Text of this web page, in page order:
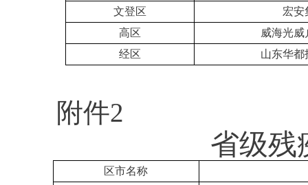
文登区
宏安
高区
威海光
经区
山东华都
附件2
省级残
区市名称